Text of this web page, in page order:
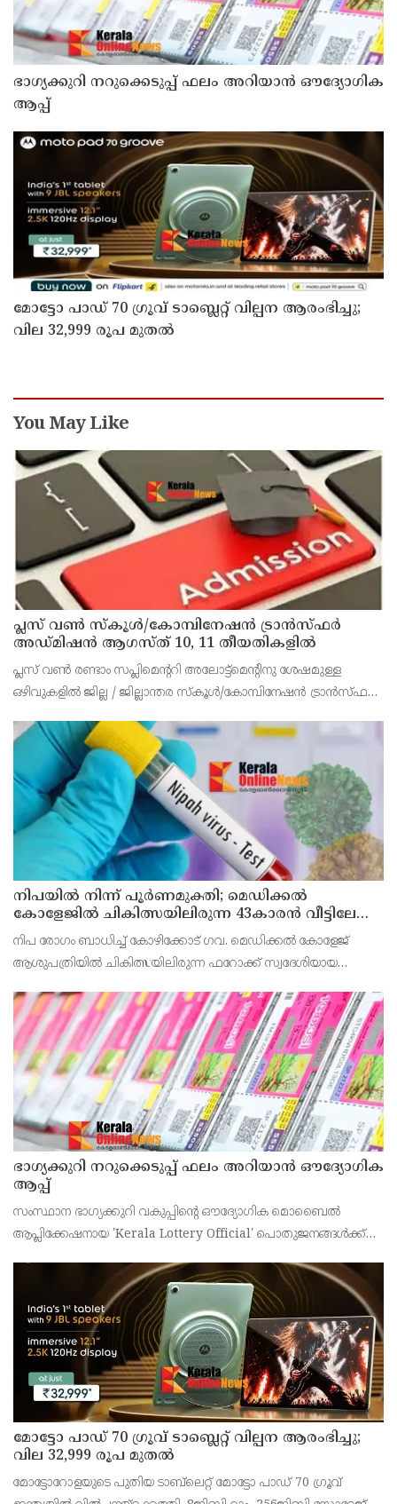
ഭാഗ്യക്കുറി നറുക്കെടുപ്പ് ഫലം അറിയാൻ ഔദ്യോഗിക
ആപ്പ്
മോട്ടോ പാഡ് 70 ഗ്രൂവ് ടാബ്ലെറ്റ് വില്പന ആരംഭിച്ചു;
വില 32,999 രൂപ മുതൽ
You May Like
പ്ലസ് വൺ സ്‌കൂൾ/കോമ്പിനേഷൻ ട്രാൻസ്ഫർ
അഡ്മിഷൻ ആഗസ്ത് 10, 11 തീയതികളിൽ
പ്ലസ് വൺ രണ്ടാം സപ്ലിമെന്ററി അലോട്ട്‌മെന്റിനു ശേഷമുള്ള
ഒഴിവുകളിൽ ജില്ല / ജില്ലാന്തര സ്‌കൂൾ/കോമ്പിനേഷൻ ട്രാൻസ്ഫർ
വൈകിട്ട് 4 മണി വരെ നൽകിയിരുന്നു
നിപയിൽ നിന്ന് പൂർണമുക്തി; മെഡിക്കൽ
കോളേജിൽ ചികിത്സയിലിരുന്ന 43കാരൻ വീട്ടിലേക്ക്
മടങ്ങി
നിപ രോഗം ബാധിച്ച് കോഴിക്കോട് ഗവ. മെഡിക്കൽ കോളേജ്
ആശുപത്രിയിൽ ചികിത്സയിലിരുന്ന ഫറോക്ക് സ്വദേശിയായ
ഭാഗ്യക്കുറി നറുക്കെടുപ്പ് ഫലം അറിയാൻ ഔദ്യോഗിക
ആപ്പ്
സംസ്ഥാന ഭാഗ്യക്കുറി വകുപ്പിന്റെ ഔദ്യോഗിക മൊബൈൽ
ആപ്ലിക്കേഷനായ 'Kerala Lottery Official' പൊതുജനങ്ങൾക്ക്
അഞ്ജു കെ എസ് അറിയിച്ചു.
മോട്ടോ പാഡ് 70 ഗ്രൂവ് ടാബ്ലെറ്റ് വില്പന ആരംഭിച്ചു;
വില 32,999 രൂപ മുതൽ
മോട്ടോറോളയുടെ പുതിയ ടാബ്‌ലെറ്റ് മോട്ടോ പാഡ് 70 ഗ്രൂവ്